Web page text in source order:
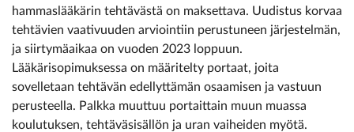
hammaslääkärin tehtävästä on maksettava. Uudistus korvaa
tehtävien vaativuuden arviointiin perustuneen järjestelmän,
ja siirtymäaikaa on vuoden 2023 loppuun.
Lääkärisopimuksessa on määritelty portaat, joita
sovelletaan tehtävän edellyttämän osaamisen ja vastuun
perusteella. Palkka muuttuu portaittain muun muassa
koulutuksen, tehtäväsisällön ja uran vaiheiden myötä.